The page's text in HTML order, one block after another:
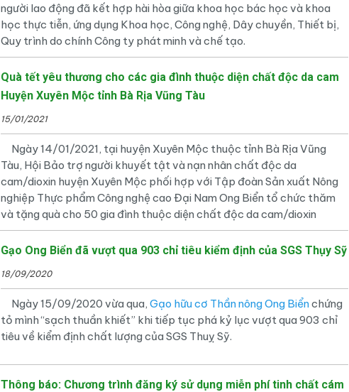
người lao động đã kết hợp hài hòa giữa khoa học bác học và khoa
học thực tiễn, ứng dụng Khoa học, Công nghệ, Dây chuyền, Thiết bị,
Quy trình do chính Công ty phát minh và chế tạo.
Quà tết yêu thương cho các gia đình thuộc diện chất độc da cam
Huyện Xuyên Mộc tỉnh Bà Rịa Vũng Tàu
15/01/2021
Ngày 14/01/2021, tại huyện Xuyên Mộc thuộc tỉnh Bà Rịa Vũng
Tàu, Hội Bảo trợ người khuyết tật và nạn nhân chất độc da
cam/dioxin huyện Xuyên Mộc phối hợp với Tập đoàn Sản xuất Nông
nghiệp Thực phẩm Công nghệ cao Đại Nam Ong Biển tổ chức thăm
và tặng quà cho 50 gia đình thuộc diện chất độc da cam/dioxin
Gạo Ong Biển đã vượt qua 903 chỉ tiêu kiểm định của SGS Thụy Sỹ
18/09/2020
Ngày 15/09/2020 vừa qua, Gạo hữu cơ Thần nông Ong Biểnchứng
tỏ mình “sạch thuần khiết” khi tiếp tục phá kỷ lục vượt qua 903 chỉ
tiêu về kiểm định chất lượng của SGS Thuỵ Sỹ.
Thông báo: Chương trình đăng ký sử dụng miễn phí tinh chất cám